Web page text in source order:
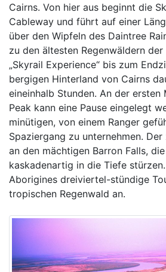
Cairns. Von hier aus beginnt die
Cableway und führt auf einer
über den Wipfeln des Daintree
zu den ältesten Regenwäldern
„Skyrail Experience“ bis zum
bergigen Hinterland von Cairns
eineinhalb Stunden. An der ersten
Peak kann eine Pause eingelegt
minütigen, von einem Ranger
Spaziergang zu unternehmen.
an den mächtigen Barron Falls,
kaskadenartig in die Tiefe
Aborigines dreiviertel-stündige
tropischen Regenwald an.